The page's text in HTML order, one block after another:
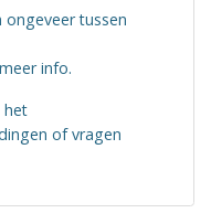
tussen
info.
het
of vragen